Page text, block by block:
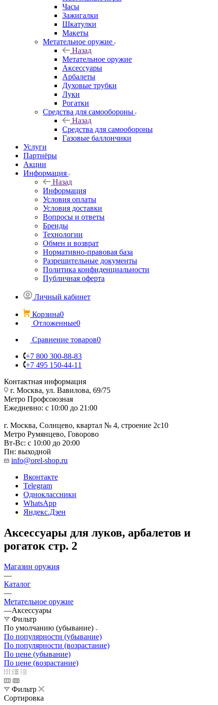
Часы
Зажигалки
Шкатулки
Макеты
Метательное оружие
Назад
Метательное оружие
Аксессуары
Арбалеты
Духовые трубки
Луки
Рогатки
Средства для самообороны
Назад
Средства для самообороны
Газовые баллончики
Услуги
Партнёры
Акции
Информация
Назад
Информация
Условия оплаты
Условия доставки
Вопросы и ответы
Бренды
Технологии
Обмен и возврат
Нормативно-правовая база
Разрешительные документы
Политика конфиденциальности
Публичная оферта
Личный кабинет
Корзина0
Отложенные0
Сравнение товаров0
+7 800 300-88-83
+7 495 150-44-11
Контактная информация
г. Москва, ул. Вавилова, 69/75
Метро Профсоюзная
Ежедневно: с 10:00 до 21:00
г. Москва, Солнцево, квартал № 4, строение 2с10
Метро Румянцево, Говорово
Вт-Вс: с 10:00 до 20:00
Пн: выходной
info@orel-shop.ru
Вконтакте
Telegram
Одноклассники
WhatsApp
Яндекс.Дзен
Аксессуары для луков, арбалетов и
рогаток стр. 2
Магазин оружия
—
Каталог
—
Метательное оружие
—Аксессуары
Фильтр
По умолчанию (убывание)
По популярности (убывание)
По популярности (возрастание)
По цене (убывание)
По цене (возрастание)
Фильтр
Сортировка